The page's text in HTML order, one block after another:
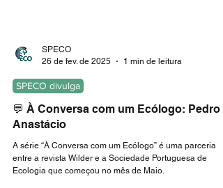
26 de fev. de 2025
SPECO divulga
💬 À Conversa com um Ecólogo: Pedro
Anastácio
A série “À Conversa com um Ecólogo” é uma parceria